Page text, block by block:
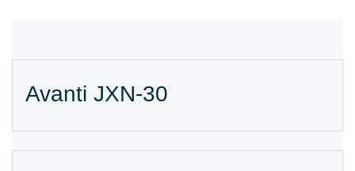
Avanti JXN-30